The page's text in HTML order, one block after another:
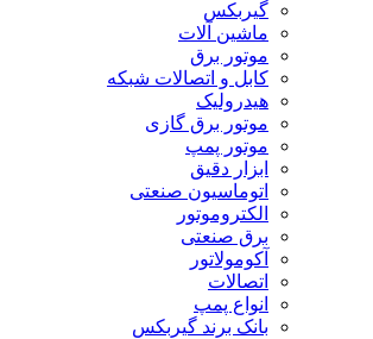
گیربکس
ماشین آلات
موتور برق
کابل و اتصالات شبکه
هیدرولیک
موتور برق گازی
موتور پمپ
ابزار دقیق
اتوماسیون صنعتی
الکتروموتور
برق صنعتی
آکومولاتور
اتصالات
انواع پمپ
بانک برند گیربکس